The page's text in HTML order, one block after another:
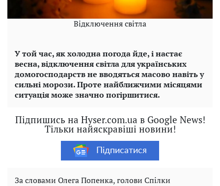
Відключення світла
У той час, як холодна погода йде, і настає
весна, відключення світла для українських
домогосподарств не вводяться масово навіть у
сильні морози. Проте найближчими місяцями
ситуація може значно погіршитися.
Підпишись на Hyser.com.ua в Google News!
Тільки найяскравіші новини!
Підписатися
За словами Олега Попенка, голови Спілки